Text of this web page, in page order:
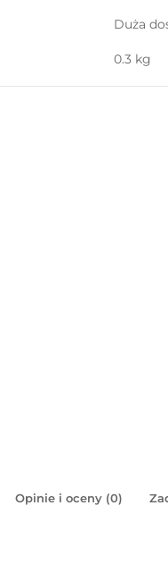
Duża
0.3 kg
Opinie i oceny (0)